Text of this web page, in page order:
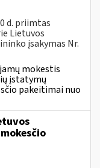
d. priimtas
Lietuvos
įsakymas Nr.
mokestis
įstatymų
pakeitimai nuo